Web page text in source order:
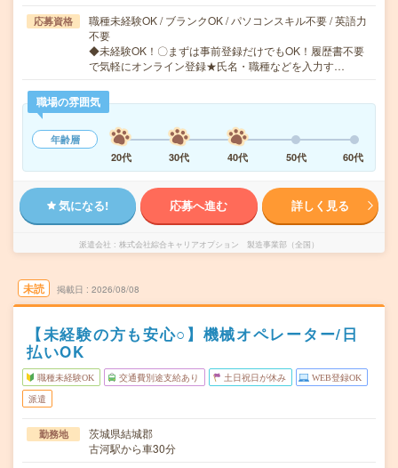
応募資格
職種未経験OK / ブランクOK / パソコンスキル不要 / 英語力
不要
◆未経験OK！〇まずは事前登録だけでもOK！履歴書不要
で気軽にオンライン登録★氏名・職種などを入力す…
職場の雰囲気
年齢層
20代
30代 40代 50代 60代
気になる! 応募へ進む 詳しく見る
派遣会社 株式会社綜合キャリアオプション 製造事業部（全国）
未読 掲載日 2026/08/08
【未経験の方も安心○】機械オペレーター/日
払いOK
職種未経験OK 交通費別途支給あり 土日祝日が休み WEB登録OK
派遣
勤務地
茨城県結城郡
古河駅から車30分